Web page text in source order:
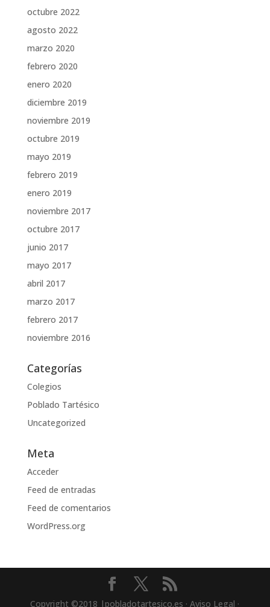
octubre 2022
agosto 2022
marzo 2020
febrero 2020
enero 2020
diciembre 2019
noviembre 2019
octubre 2019
mayo 2019
febrero 2019
enero 2019
noviembre 2017
octubre 2017
junio 2017
mayo 2017
abril 2017
marzo 2017
febrero 2017
noviembre 2016
Categorías
Colegios
Poblado Tartésico
Uncategorized
Meta
Acceder
Feed de entradas
Feed de comentarios
WordPress.org
Copyright ©2018 |pobladotartesico.es · Aviso Legal ·